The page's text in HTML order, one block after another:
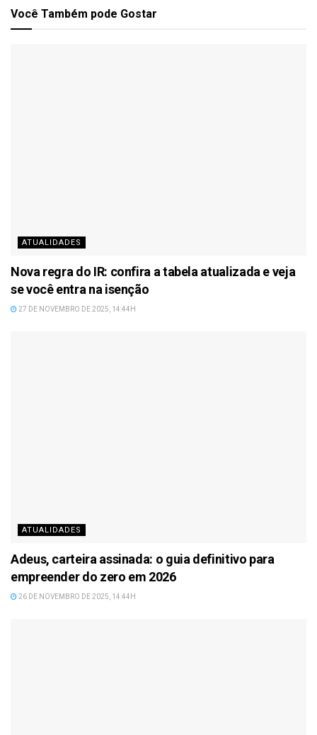
Você Também pode Gostar
ATUALIDADES
Nova regra do IR: confira a tabela atualizada e veja
se você entra na isenção
27 DE NOVEMBRO DE 2025, 14:44H
ATUALIDADES
Adeus, carteira assinada: o guia definitivo para
empreender do zero em 2026
26 DE NOVEMBRO DE 2025, 14:44H